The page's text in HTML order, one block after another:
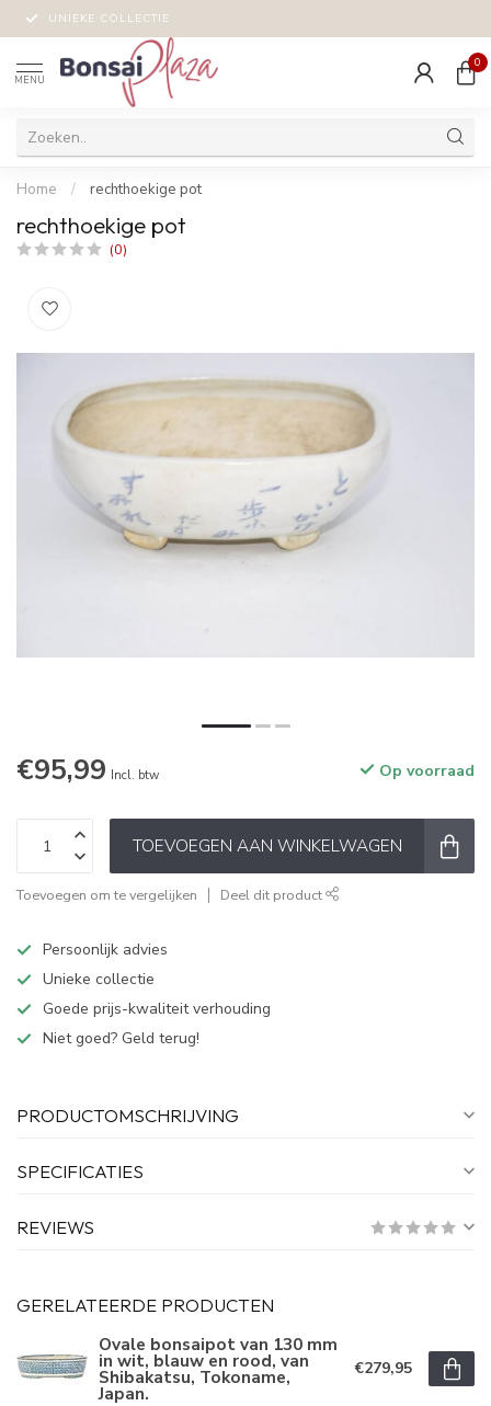
UNIEKE COLLECTIE
MENU
0
Home / rechthoekige pot
rechthoekige pot
(0)
€95,99 Incl. btw Op voorraad
TOEVOEGEN AAN WINKELWAGEN
Toevoegen om te vergelijken Deel dit product
Persoonlijk advies
Unieke collectie
Goede prijs-kwaliteit verhouding
Niet goed? Geld terug!
PRODUCTOMSCHRIJVING
SPECIFICATIES
REVIEWS
GERELATEERDE PRODUCTEN
Ovale bonsaipot van 130 mm
in wit, blauw en rood, van
Shibakatsu, Tokoname,
Japan.
€279,95